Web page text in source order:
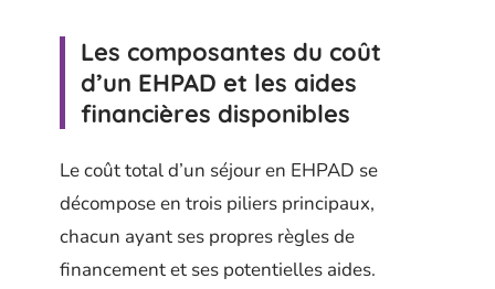
Les composantes du coût
d’un EHPAD et les aides
financières disponibles
Le coût total d’un séjour en EHPAD se
décompose en trois piliers principaux,
chacun ayant ses propres règles de
financement et ses potentielles aides.